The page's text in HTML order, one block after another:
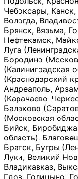
Чебоксары,
Вологда,
Брянск, Вязьма,
Нефтекамск,
Луга
Бородино
(Калиниградская
(Краснодарский
Андреаполь,
(Карачаево-
Балаково
(Московская
Бийск,
область),
Братск, Бугры
Луки, Великий
Владикавказ,
Гдов, Голицыно,